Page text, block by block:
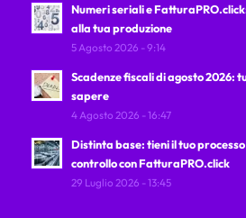
Numeri seriali e
alla tua produzione
5 Agosto 2026 - 9:14
Scadenze fiscali di agosto 2026:
sapere
4 Agosto 2026 - 16:47
Distinta base: tieni il tuo
controllo con FatturaPRO.click
29 Luglio 2026 - 13:45